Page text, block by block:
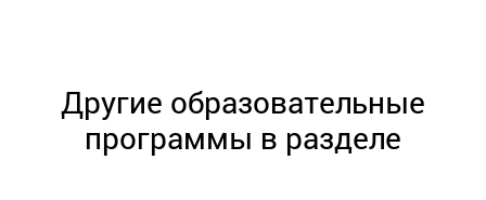
Другие образовательные
программы в разделе